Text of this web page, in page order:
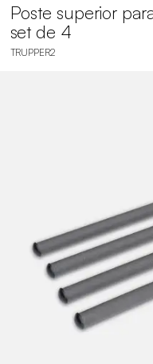
Poste superior
set de 4
TRUPPER2